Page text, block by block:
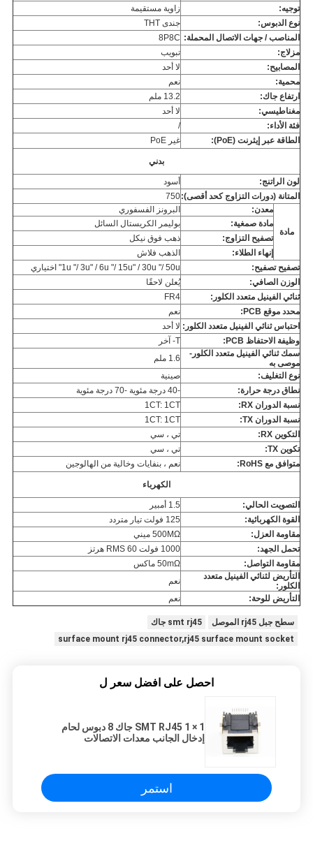
توجيه:
زاوية مستقيمة
نوع الدبوس:
جندى THT
المناصب / جهات الاتصال المحملة: 8P8C
مزلاج:
تبويب
المصابيح:
لا أحد
محمية:
نعم
ارتفاع جاك:
13.2 ملم
مغناطيسي:
لا أحد
فئة الأداء:
/
الطاقة عبر إيثرنت (PoE):
غير PoE
بدني
لون الراتنج:
أسود
المتانة (دورات التزاوج كحد أقصى):750
مادة
معدن:
البرونز الفسفوري
مادة صمغية:
بوليمر الكريستال السائل
تصفيح التزاوج:
ذهب فوق نيكل
إنهاء الطلاء:
الذهب فلاش
تصفيح تصفيح:
1u "/ 3u" / 6u "/ 15u" / 30u "/ 50u" اختياري
الوزن الصافي:
يُعلن لاحقًا
ثنائي الفينيل متعدد الكلور:
FR4
محدد موقع PCB:
نعم
احتباس ثنائي الفينيل متعدد الكلور: لا أحد
وظيفة الاحتفاظ PCB:
T- آخر
سمك ثنائي الفينيل متعدد الكلور-
موصى به
1.6 ملم
نوع التغليف:
صينية
نطاق درجة حرارة:
-40 درجة مئوية -70 درجة مئوية
نسبة الدوران RX:
1CT: 1CT
نسبة الدوران TX:
1CT: 1CT
التكوين RX:
تي ، سي
تكوين TX:
تي ، سي
متوافق مع RoHS:
نعم ، بنفايات وخالية من الهالوجين
الكهرباء
التصويت الحالي:
1.5 أمبير
القوة الكهربائية:
125 فولت تيار متردد
مقاومة العزل:
500MΩ ميني
تحمل الجهد:
1000 فولت RMS 60 هرتز
مقاومة التواصل:
50mΩ ماكس
التأريض لثنائي الفينيل متعدد
الكلور:
نعم
التأريض للوحة:
نعم
سطح جبل rj45 الموصل
smt rj45 جاك
surface mount rj45 connector,rj45 surface mount socket
احصل على افضل سعر ل
1 × 1 SMT RJ45 جاك 8 دبوس لحام
إدخال الجانب معدات الاتصالات
استمر